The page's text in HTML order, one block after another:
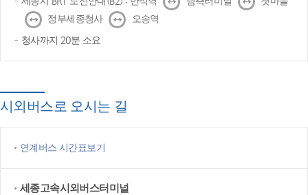
↔
정부세종청사 ↔
오송역
청사까지 20분 소요
시외버스로 오시는 길
연계버스 시간표보기
세종고속시외버스터미널